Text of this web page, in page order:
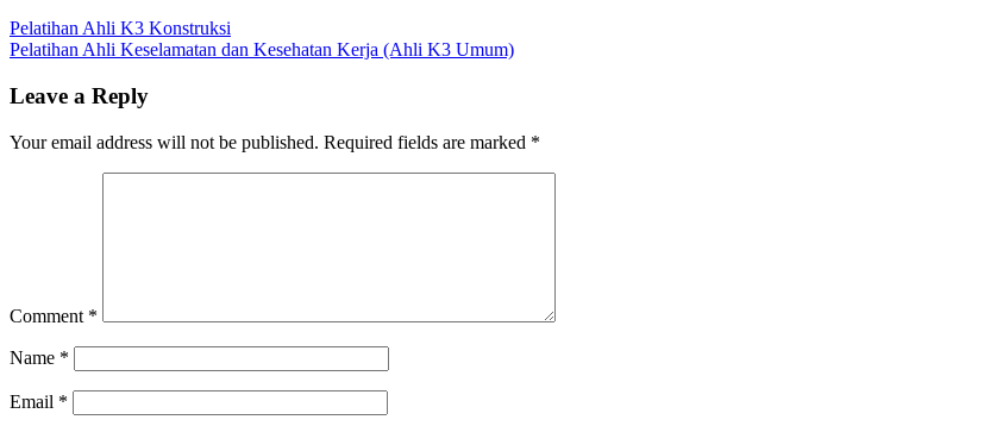
Pelatihan
Ahli
dan
Kerja
Post
navigation
Previous
Post:
Pelatihan Ahli K3 Konstruksi
Next
Pelatihan Ahli Keselamatan dan Kesehatan Kerja (Ahli K3 Umum)
Leave a Reply
Your email address will not be published. Required fields are marked *
Comment *
Name *
Email *